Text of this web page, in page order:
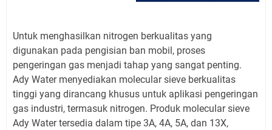
Untuk menghasilkan nitrogen berkualitas yang
digunakan pada pengisian ban mobil, proses
pengeringan gas menjadi tahap yang sangat penting.
Ady Water menyediakan molecular sieve berkualitas
tinggi yang dirancang khusus untuk aplikasi pengeringan
gas industri, termasuk nitrogen. Produk molecular sieve
Ady Water tersedia dalam tipe 3A, 4A, 5A, dan 13X,